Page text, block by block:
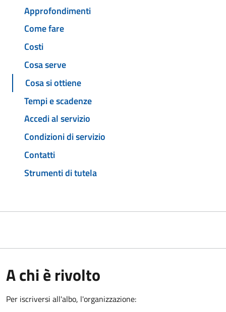
Approfondimenti
Come fare
Costi
Cosa serve
Cosa si ottiene
Tempi e scadenze
Accedi al servizio
Condizioni di servizio
Contatti
Strumenti di tutela
A chi è rivolto
Per iscriversi all'albo, l'organizzazione: